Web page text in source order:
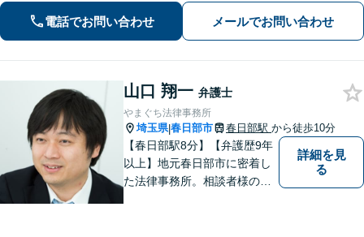
の取り扱い経験があります。【当日・
土日祝日・夜間・応相談対応可能】
電話でお問い合わせ メールでお問い合わせ
山口 翔一 弁護士
やまぐち法律事務所
埼玉県|春日部市 春日部駅 から徒歩10分
【春日部駅8分】【弁護歴9年
以上】地元春日部市に密着し
た法律事務所。相談者様のお
詳細を見
る